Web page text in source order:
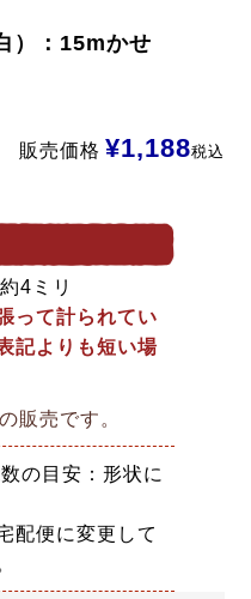
）：15mかせ
販売価格 ¥1,188税込
4ミリ
って計られてい
記よりも短い場
販売です。
の目安：形状に
配便に変更して